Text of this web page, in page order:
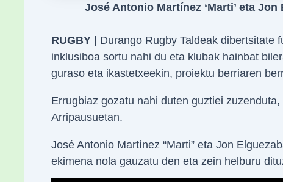
José Antonio Martínez ‘Marti’ eta
RUGBY| Durango Rugby Taldeak dibertsitate
inklusiboa sortu nahi du eta klubak hainbat
guraso eta ikastetxeekin, proiektu berriaren
Errugbiaz gozatu nahi duten guztiei
Arripausuetan.
José Antonio Martínez “Marti” eta Jon
ekimena nola gauzatu den eta zein helburu